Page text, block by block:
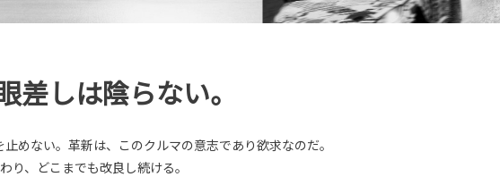
差しは陰らない。
めない。革新は、このクルマの意志であり欲求なのだ。
り、どこまでも改良し続ける。